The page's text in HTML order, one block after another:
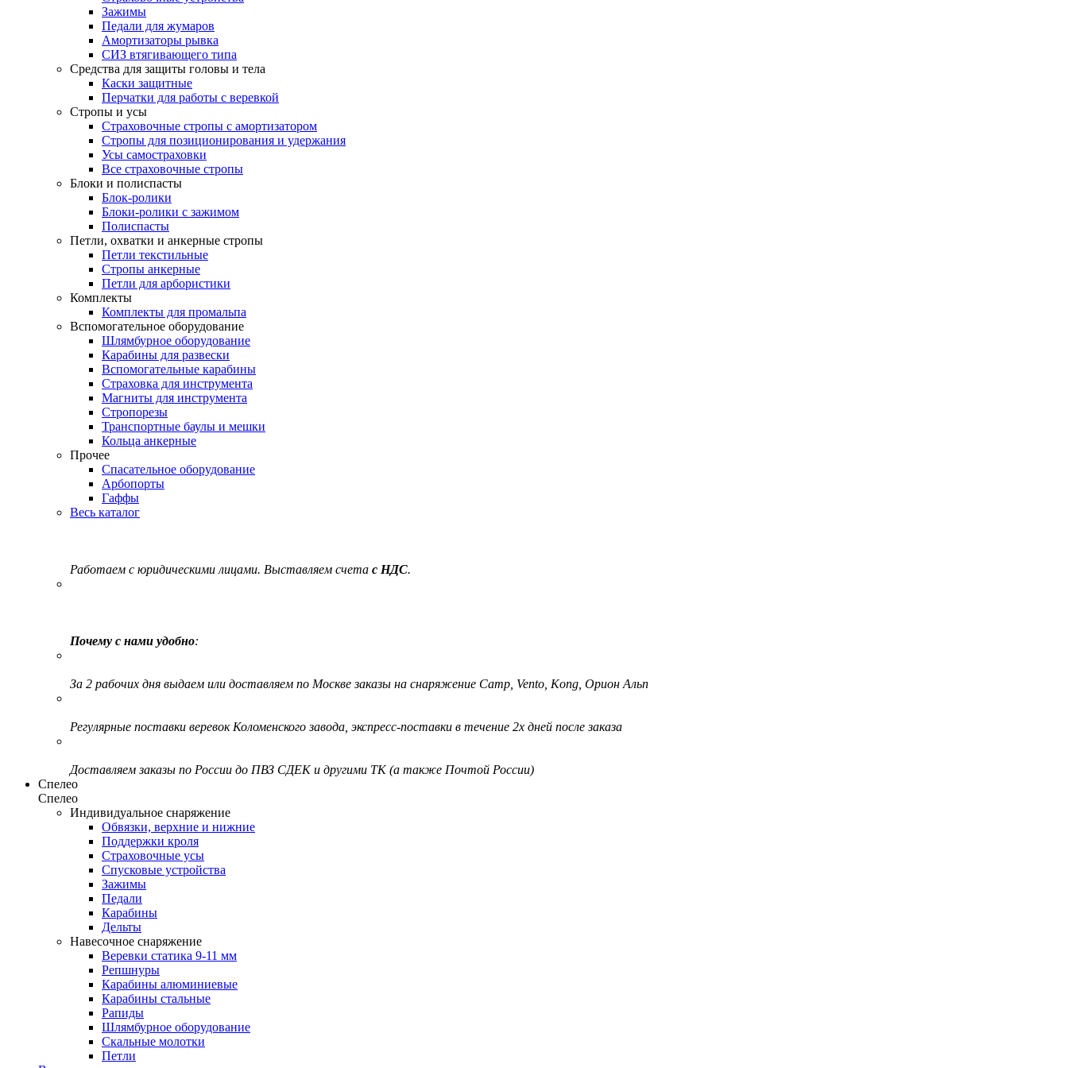
Зажимы
Педали для жумаров
Амортизаторы рывка
СИЗ втягивающего типа
Средства для защиты головы и тела
Каски защитные
Перчатки для работы с веревкой
Стропы и усы
Страховочные стропы с амортизатором
Стропы для позиционирования и удержания
Усы самостраховки
Все страховочные стропы
Блоки и полиспасты
Блок-ролики
Блоки-ролики с зажимом
Полиспасты
Петли, охватки и анкерные стропы
Петли текстильные
Стропы анкерные
Петли для арбористики
Комплекты
Комплекты для промальпа
Вспомогательное оборудование
Шлямбурное оборудование
Карабины для развески
Вспомогательные карабины
Страховка для инструмента
Магниты для инструмента
Стропорезы
Транспортные баулы и мешки
Кольца анкерные
Прочее
Спасательное оборудование
Арбопорты
Гаффы
Весь каталог
Работаем с юридическими лицами. Выставляем счета с НДС.
Почему с нами удобно:
За 2 рабочих дня выдаем или доставляем по Москве заказы на снаряжение Camp, Vento, Kong, Орион Альп
Регулярные поставки веревок Коломенского завода, экспресс-поставки в течение 2х дней после заказа
Доставляем заказы по России до ПВЗ СДЕК и другими ТК (а также Почтой России)
Спелео
Спелео
Индивидуальное снаряжение
Обвязки, верхние и нижние
Поддержки кроля
Страховочные усы
Спусковые устройства
Зажимы
Педали
Карабины
Дельты
Навесочное снаряжение
Веревки статика 9-11 мм
Репшнуры
Карабины алюминиевые
Карабины стальные
Рапиды
Шлямбурное оборудование
Скальные молотки
Петли